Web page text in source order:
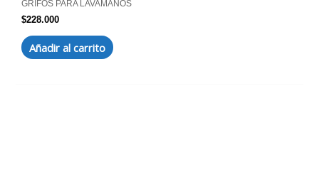
GRIFOS PARA LAVAMANOS
$228.000
Añadir al carrito